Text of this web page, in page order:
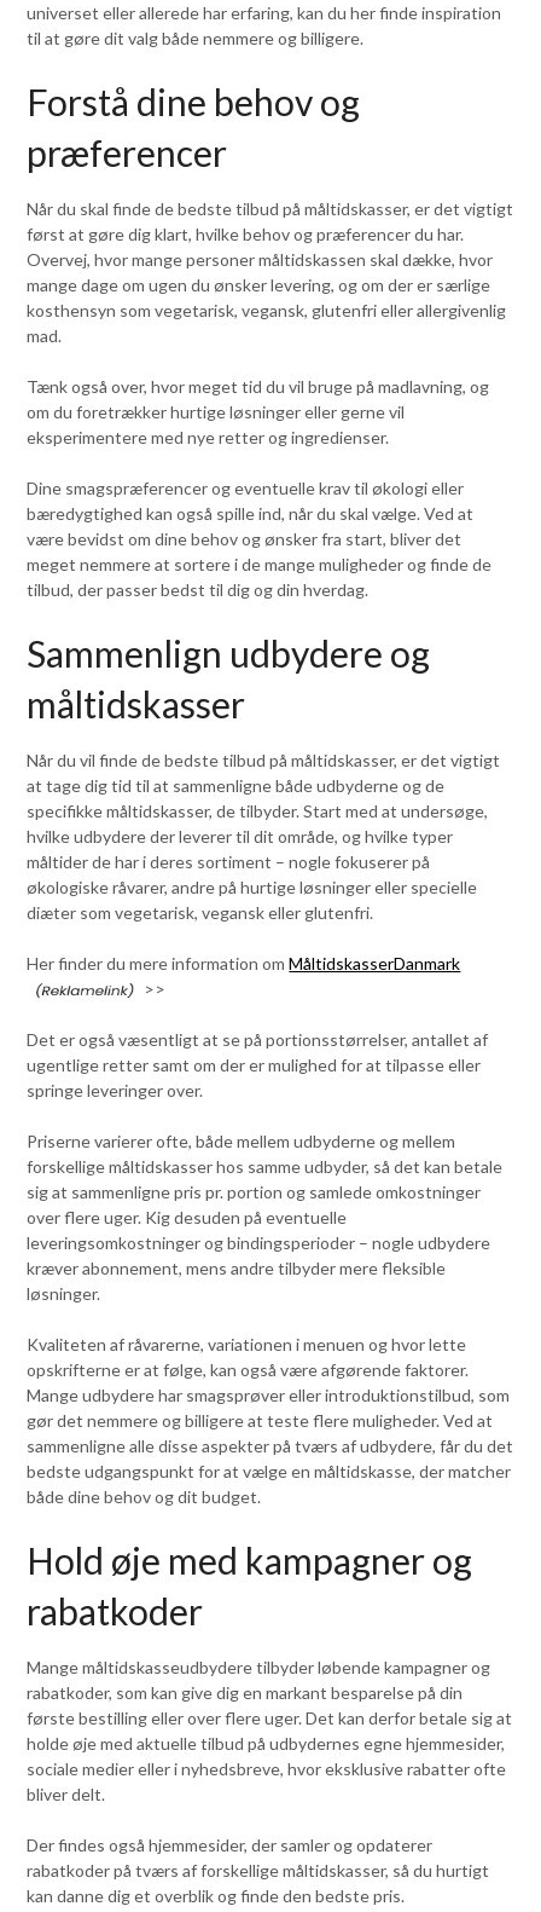
universet eller allerede har erfaring, kan du her finde inspiration
til at gøre dit valg både nemmere og billigere.
Forstå dine behov og
præferencer
Når du skal finde de bedste tilbud på måltidskasser, er det vigtigt
først at gøre dig klart, hvilke behov og præferencer du har.
Overvej, hvor mange personer måltidskassen skal dække, hvor
mange dage om ugen du ønsker levering, og om der er særlige
kosthensyn som vegetarisk, vegansk, glutenfri eller allergivenlig
mad.
Tænk også over, hvor meget tid du vil bruge på madlavning, og
om du foretrækker hurtige løsninger eller gerne vil
eksperimentere med nye retter og ingredienser.
Dine smagspræferencer og eventuelle krav til økologi eller
bæredygtighed kan også spille ind, når du skal vælge. Ved at
være bevidst om dine behov og ønsker fra start, bliver det
meget nemmere at sortere i de mange muligheder og finde de
tilbud, der passer bedst til dig og din hverdag.
Sammenlign udbydere og
måltidskasser
Når du vil finde de bedste tilbud på måltidskasser, er det vigtigt
at tage dig tid til at sammenligne både udbyderne og de
specifikke måltidskasser, de tilbyder. Start med at undersøge,
hvilke udbydere der leverer til dit område, og hvilke typer
måltider de har i deres sortiment – nogle fokuserer på
økologiske råvarer, andre på hurtige løsninger eller specielle
diæter som vegetarisk, vegansk eller glutenfri.
Her finder du mere information omMåltidskasserDanmark
>>
Det er også væsentligt at se på portionsstørrelser, antallet af
ugentlige retter samt om der er mulighed for at tilpasse eller
springe leveringer over.
Priserne varierer ofte, både mellem udbyderne og mellem
forskellige måltidskasser hos samme udbyder, så det kan betale
sig at sammenligne pris pr. portion og samlede omkostninger
over flere uger. Kig desuden på eventuelle
leveringsomkostninger og bindingsperioder – nogle udbydere
kræver abonnement, mens andre tilbyder mere fleksible
løsninger.
Kvaliteten af råvarerne, variationen i menuen og hvor lette
opskrifterne er at følge, kan også være afgørende faktorer.
Mange udbydere har smagsprøver eller introduktionstilbud, som
gør det nemmere og billigere at teste flere muligheder. Ved at
sammenligne alle disse aspekter på tværs af udbydere, får du det
bedste udgangspunkt for at vælge en måltidskasse, der matcher
både dine behov og dit budget.
Hold øje med kampagner og
rabatkoder
Mange måltidskasseudbydere tilbyder løbende kampagner og
rabatkoder, som kan give dig en markant besparelse på din
første bestilling eller over flere uger. Det kan derfor betale sig at
holde øje med aktuelle tilbud på udbydernes egne hjemmesider,
sociale medier eller i nyhedsbreve, hvor eksklusive rabatter ofte
bliver delt.
Der findes også hjemmesider, der samler og opdaterer
rabatkoder på tværs af forskellige måltidskasser, så du hurtigt
kan danne dig et overblik og finde den bedste pris.